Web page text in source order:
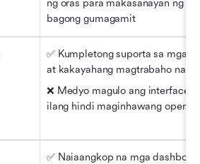
ng oras para makasanayan ng
bagong gumagamit
✅ Kumpletong suporta sa mga
at kakayahang magtrabaho
❌ Medyo magulo ang interface
ilang hindi maginhawang
✅ Naiaangkop na mga